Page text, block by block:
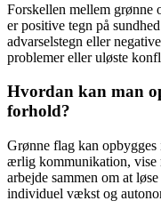
Forskellen mellem grønne
er positive tegn på
advarselstegn eller
problemer eller uløste
Hvordan kan man
forhold?
Grønne flag kan
ærlig kommunikation, vise
arbejde sammen om at
individuel vækst og